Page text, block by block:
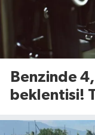
Benzinde
beklentisi!